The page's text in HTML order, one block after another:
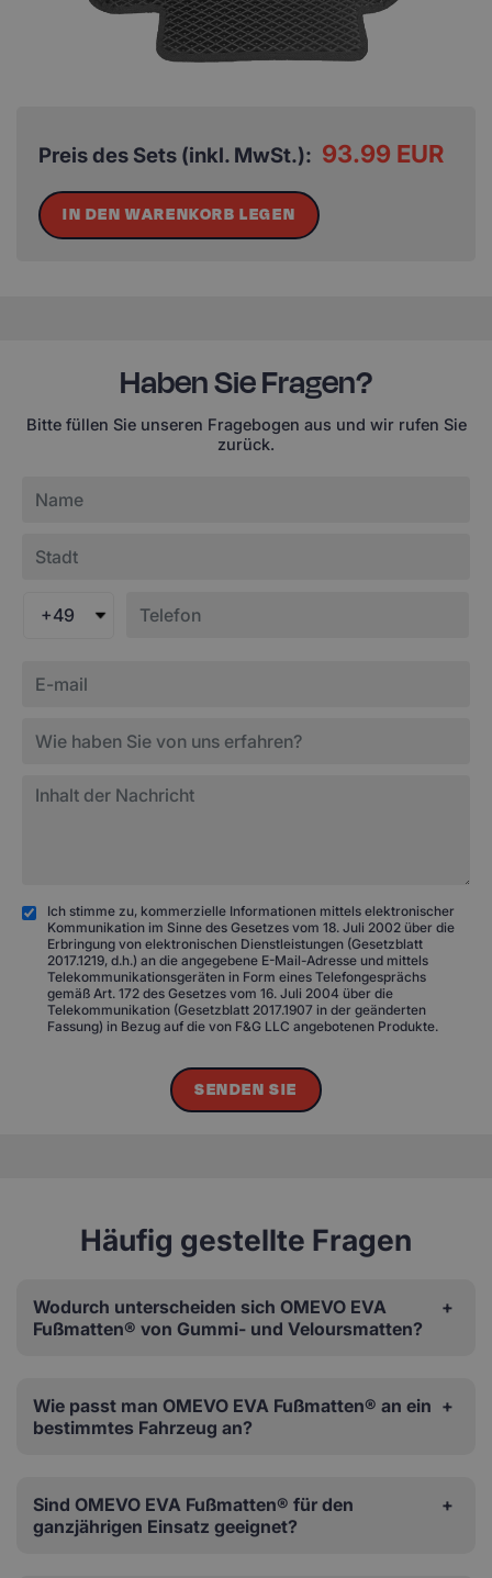
Preis des Sets (inkl. MwSt.): 93.99 EUR
IN DEN WARENKORB LEGEN
Haben Sie Fragen?
Bitte füllen Sie unseren Fragebogen aus und wir rufen Sie
zurück.
+49
Ich stimme zu, kommerzielle Informationen mittels elektronischer
Kommunikation im Sinne des Gesetzes vom 18. Juli 2002 über die
Erbringung von elektronischen Dienstleistungen (Gesetzblatt
2017.1219, d.h.) an die angegebene E-Mail-Adresse und mittels
Telekommunikationsgeräten in Form eines Telefongesprächs
gemäß Art. 172 des Gesetzes vom 16. Juli 2004 über die
Telekommunikation (Gesetzblatt 2017.1907 in der geänderten
Fassung) in Bezug auf die von F&G LLC angebotenen Produkte.
SENDEN SIE
Häufig gestellte Fragen
Wodurch unterscheiden sich OMEVO EVA
Fußmatten® von Gummi- und Veloursmatten?
Wie passt man OMEVO EVA Fußmatten® an ein
bestimmtes Fahrzeug an?
Sind OMEVO EVA Fußmatten® für den
ganzjährigen Einsatz geeignet?